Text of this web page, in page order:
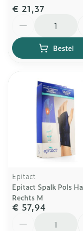
€ 21,37
Bestel
Epitact
Epitact Spalk Pols
Rechts M
€ 57,94